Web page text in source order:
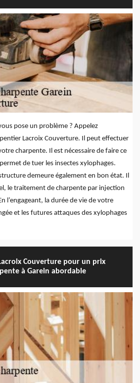
pose un problème ? Appelez
Lacroix Couverture. Il peut effectuer
charpente. Il est nécessaire de faire ce
de tuer les insectes xylophages.
demeure également en bon état. Il
le traitement de charpente par injection
l’engageant, la durée de vie de votre
et les futures attaques des xylophages
Couverture pour un prix
à Garein abordable